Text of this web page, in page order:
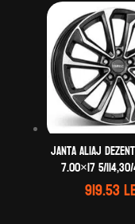
Janta aliaj
7.00×17 5/
919.53